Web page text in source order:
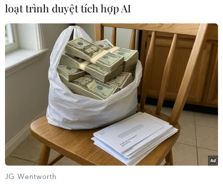
(TTXVN/Vietnam+)
loạt trình duyệt tích hợp AI
JG Wentworth